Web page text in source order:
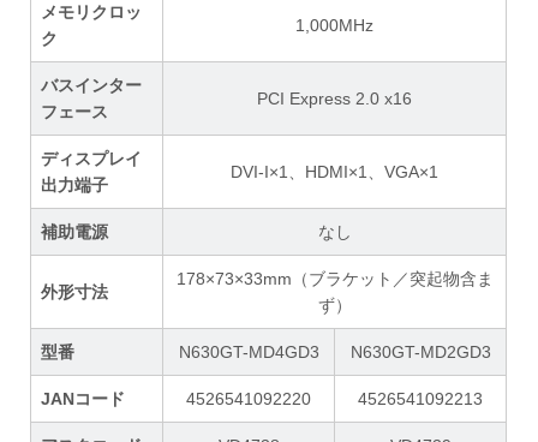
メモリクロッ
ク
1,000MHz
バスインター
フェース
PCI Express 2.0 x16
ディスプレイ
出力端子
DVI-I×1、HDMI×1、VGA×1
補助電源 なし
外形寸法
178×73×33mm（ブラケット／突起物含ま
ず）
型番 N630GT-MD4GD3 N630GT-MD2GD3
JANコード 4526541092220 4526541092213